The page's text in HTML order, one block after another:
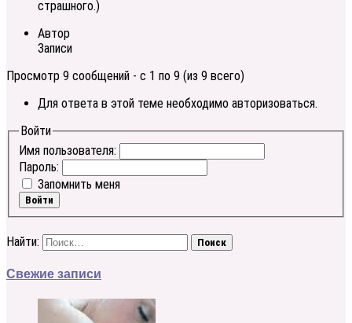
страшного.)
Автор
Записи
Просмотр 9 сообщений - с 1 по 9 (из 9 всего)
Для ответа в этой теме необходимо авторизоваться.
Войти
Имя пользователя:
Пароль:
Запомнить меня
Войти
Найти:
Свежие записи